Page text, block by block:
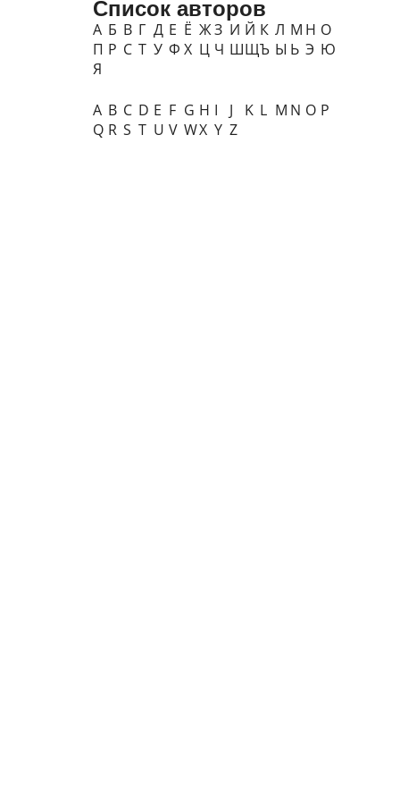
Список авторов
А Б В Г Д Е Ё ЖЗ И Й К Л М Н О
П Р С Т У Ф Х Ц Ч ШЩЪ Ы Ь Э Ю
Я
A B C D E F G H I J K L M N O P
Q R S T U V WX Y Z